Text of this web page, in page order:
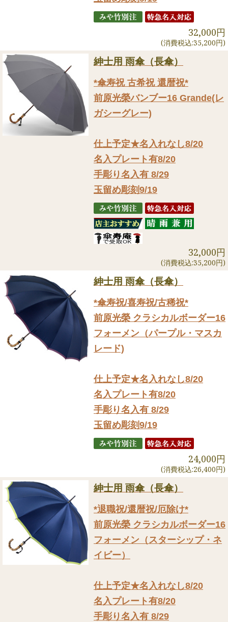
32,000円
(消費税込:35,200円)
紳士用 雨傘（長傘）
*傘寿祝 古希祝 還暦祝*
前原光榮バンブー16 Grande(レ
ガシーグレー)
仕上予定★名入れなし8/20
名入プレート有8/20
手彫り名入有 8/29
玉留め彫刻9/19
32,000円
(消費税込:35,200円)
紳士用 雨傘（長傘）
*傘寿祝/喜寿祝/古稀祝*
前原光榮 クラシカルボーダー16
フォーメン（パープル・マスカ
レード)
仕上予定★名入れなし8/20
名入プレート有8/20
手彫り名入有 8/29
玉留め彫刻9/19
24,000円
(消費税込:26,400円)
紳士用 雨傘（長傘）
*退職祝/還暦祝/厄除け*
前原光榮 クラシカルボーダー16
フォーメン（スターシップ・ネ
イビー）
仕上予定★名入れなし8/20
名入プレート有8/20
手彫り名入有 8/29